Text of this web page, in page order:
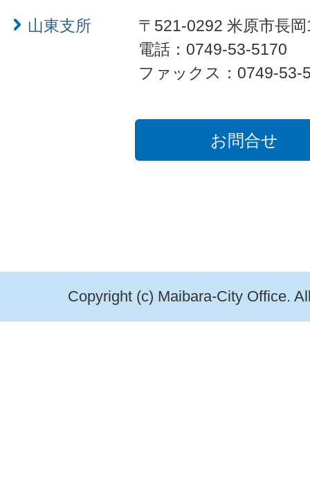
山東支所
〒521-0292 米原市長
電話：0749-53-5170
ファックス：0749-53-
お問合せ
Copyright (c) Maibara-City Office.